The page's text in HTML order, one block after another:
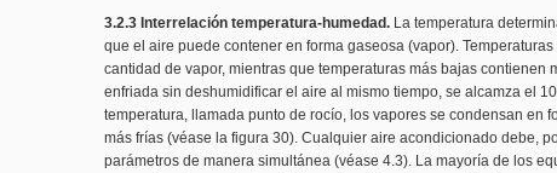
3.2.3 Interrelación temperatura-humedad. La temperatura
que el aire puede contener en forma gaseosa (vapor).
cantidad de vapor, mientras que temperaturas más bajas contienen
enfriada sin deshumidificar el aire al mismo tiempo, se alcamza el
temperatura, llamada punto de rocío, los vapores se condensan en
más frías (véase la figura 30). Cualquier aire acondicionado debe,
parámetros de manera simultánea (véase 4.3). La mayoría de los